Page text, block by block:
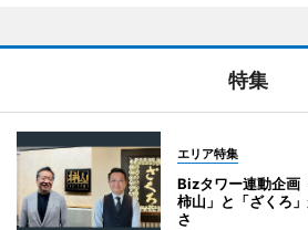
特集
エリア特集
Bizタワー連動企画
柿山」と「ざくろ
さ